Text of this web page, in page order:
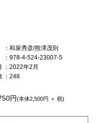
：和泉秀彦/熊澤茂則
：978-4-524-23007-5
：2022年2月
：248
円(本体2,500円 ＋ 税)